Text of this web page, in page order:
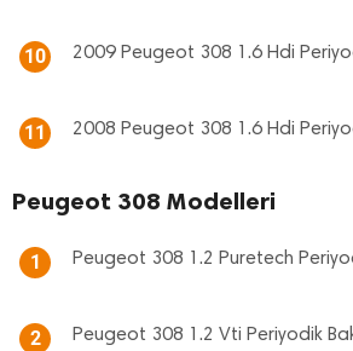
10 2009 Peugeot 308 1.6 Hdi
11 2008 Peugeot 308 1.6 Hdi
Peugeot 308 Modelleri
1 Peugeot 308 1.2 Puretech
2 Peugeot 308 1.2 Vti Periyodik